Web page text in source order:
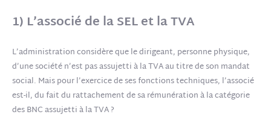
1) L’associé de la SEL et la TVA
L’administration considère que le dirigeant, personne physique,
d’une société n’est pas assujetti à la TVA au titre de son mandat
social. Mais pour l’exercice de ses fonctions techniques, l’associé
est-il, du fait du rattachement de sa rémunération à la catégorie
des BNC assujetti à la TVA ?